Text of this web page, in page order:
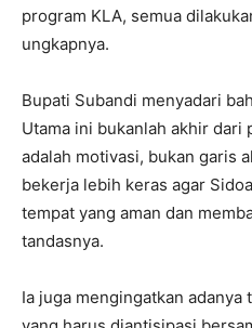
program KLA, semua
ungkapnya.
Bupati Subandi menyadari
Utama ini bukanlah akhir dari
adalah motivasi, bukan garis
bekerja lebih keras agar
tempat yang aman dan
tandasnya.
Ia juga mengingatkan